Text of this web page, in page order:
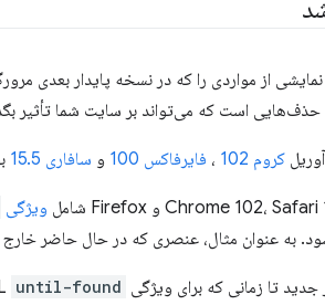
از مواردی را که در نسخه پایدار بعدی
است که می‌تواند بر سایت شما تأثیر
کروم 102 ، فایرفاکس 100 و سافاری 15.5
ویژگی
عنوان مثال، عنصری که در حال حاضر خارج
until-found